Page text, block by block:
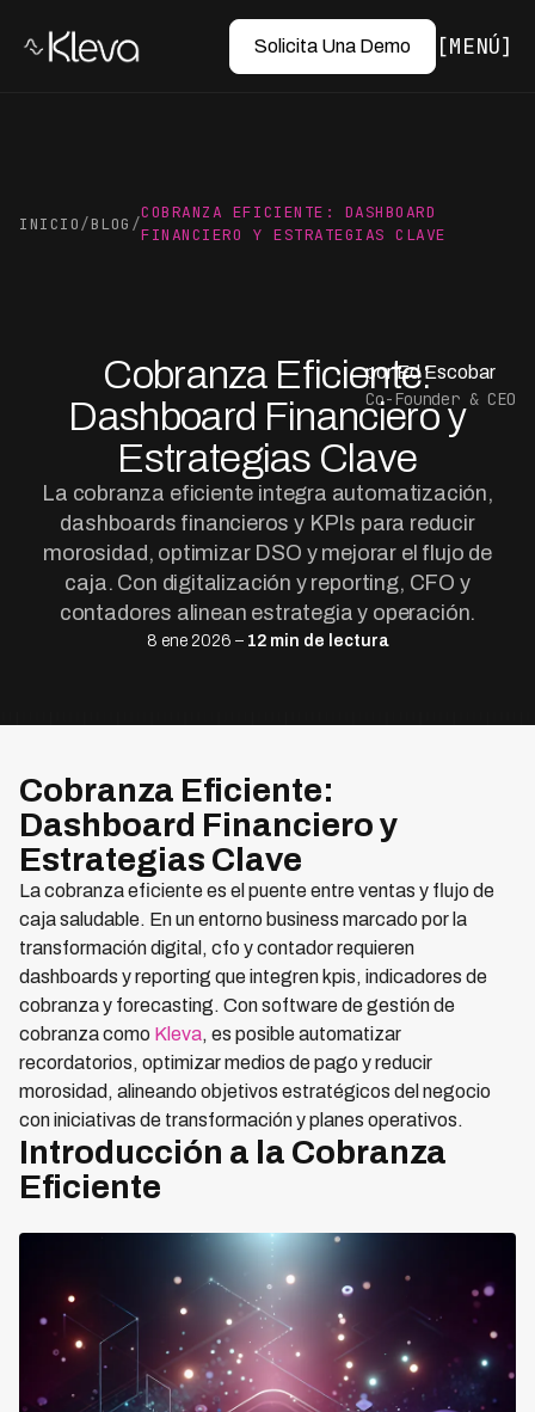
Solicita Una Demo MENÚ
INICIO/BLOG /
COBRANZA EFICIENTE: DASHBOARD
FINANCIERO Y ESTRATEGIAS CLAVE
Cobranza Eficiente:
Dashboard Financiero y
Estrategias Clave
La cobranza eficiente integra automatización,
dashboards financieros y KPIs para reducir
morosidad, optimizar DSO y mejorar el flujo de
caja. Con digitalización y reporting, CFO y
contadores alinean estrategia y operación.
8 ene 2026 – 12 min de lectura
por Ed Escobar
Co-Founder & CEO
Cobranza Eficiente:
Dashboard Financiero y
Estrategias Clave
La cobranza eficiente es el puente entre ventas y flujo de
caja saludable. En un entorno business marcado por la
transformación digital, cfo y contador requieren
dashboards y reporting que integren kpis, indicadores de
cobranza y forecasting. Con software de gestión de
cobranza como Kleva, es posible automatizar
recordatorios, optimizar medios de pago y reducir
morosidad, alineando objetivos estratégicos del negocio
con iniciativas de transformación y planes operativos.
Introducción a la Cobranza
Eficiente